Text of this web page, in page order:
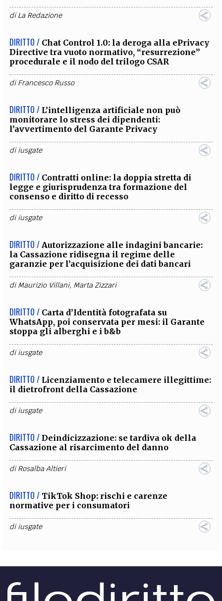
diLa Redazione
DIRITTO / Chat Control 1.0: la deroga alla ePrivacy
Directive tra vuoto normativo, “resurrezione”
procedurale e il nodo del trilogo CSAR
diFrancesco Russo
DIRITTO / L’intelligenza artificiale non può
monitorare lo stress dei dipendenti:
l’avvertimento del Garante Privacy
diiusgate
DIRITTO / Contratti online: la doppia stretta di
legge e giurisprudenza tra formazione del
consenso e diritto di recesso
diiusgate
DIRITTO / Autorizzazione alle indagini bancarie:
la Cassazione ridisegna il regime delle
garanzie per l’acquisizione dei dati bancari
diMaurizio Villani, Marta Zizzari
DIRITTO / Carta d’Identità fotografata su
WhatsApp, poi conservata per mesi: il Garante
stoppa gli alberghi e i b&b
diiusgate
DIRITTO / Licenziamento e telecamere illegittime:
il dietrofront della Cassazione
diiusgate
DIRITTO / Deindicizzazione: se tardiva ok della
Cassazione al risarcimento del danno
diRosalba Altieri
DIRITTO / TikTok Shop: rischi e carenze
normative per i consumatori
diiusgate